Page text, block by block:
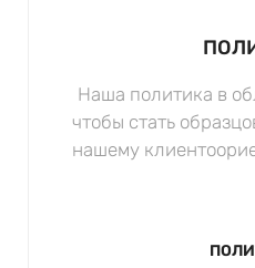
Наша политика в
чтобы стать
нашему